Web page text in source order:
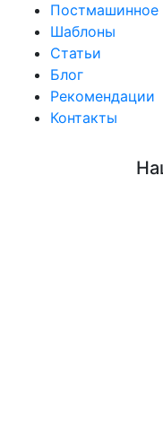
Постмашинное
Шаблоны
Статьи
Блог
Рекомендации
Контакты